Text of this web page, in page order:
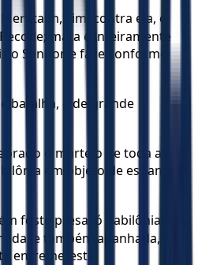
sim, contra ela, e
mata e inteiramente
o Senhor, e faze conforme
batalha, e de grande
o martelo de toda a
em objeto de espanto
foste presa, ó Babilônia, e tu
e também apanhada,
entremeteste.